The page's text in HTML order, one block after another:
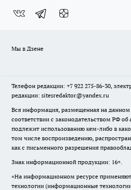
Мы в Дзене
Телефон редакции: +7 922 275-86-30,
редакции: sitesredaktor@yandex.ru
Вся информация, размещенная на данном
соответствии с законодательством РФ об
подлежит использованию кем-либо в
том числе воспроизведению,
как с письменного разрешения
Знак информационной продукции: 16+.
«На информационном ресурсе
технологии (информационные